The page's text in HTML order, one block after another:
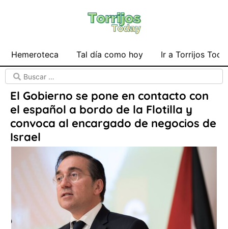
Hemeroteca Tal día como hoy Ir a Torrijos
El Gobierno se pone en contacto con
el español a bordo de la Flotilla y
convoca al encargado de negocios de
Israel